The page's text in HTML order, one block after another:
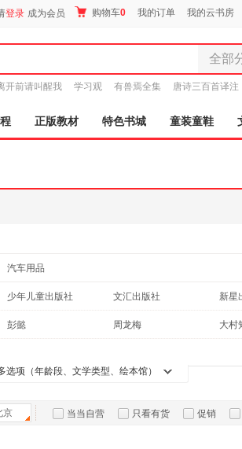
登录 成为会员 购物车0 我的订单 我的云书房
全部
全部分类
图书
电子书
家居日
服装
箱包皮
汽车用品
开前请叫醒我 学习观 有兽焉全集 唐诗三百首译注
正版教材 特色书城 童装童鞋
汽车用品
少年儿童出版社 文汇出版社 新星
河北人民出版社 花城出版社 北京
彭懿 周龙梅 大村
选项（年龄段、文学类型、绘本馆）
京 当当自营 只看有货 促销